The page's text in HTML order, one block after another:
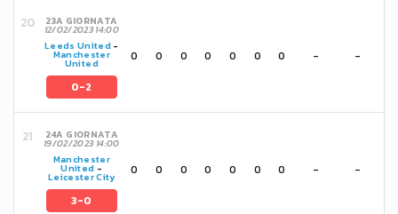
23A GIORNATA
12/02/2023 14:00
Leeds United -
Manchester
United
0-2
0 0 0 0 0 0 0 - -
24A GIORNATA
19/02/2023 14:00
Manchester
United -
Leicester City
3-0
0 0 0 0 0 0 0 - -